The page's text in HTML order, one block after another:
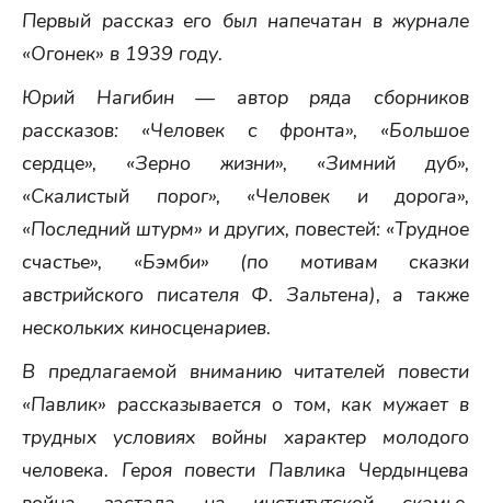
Первый рассказ его был напечатан в журнале
«Огонек» в 1939 году.
Юрий Нагибин — автор ряда сборников
рассказов: «Человек с фронта», «Большое
сердце», «Зерно жизни», «Зимний дуб»,
«Скалистый порог», «Человек и дорога»,
«Последний штурм» и других, повестей: «Трудное
счастье», «Бэмби» (по мотивам сказки
австрийского писателя Ф. Зальтена), а также
нескольких киносценариев.
В предлагаемой вниманию читателей повести
«Павлик» рассказывается о том, как мужает в
трудных условиях войны характер молодого
человека. Героя повести Павлика Чердынцева